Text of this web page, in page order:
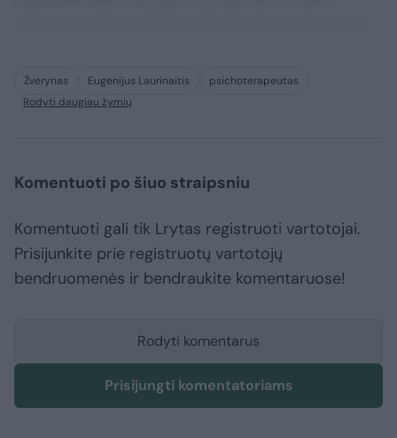
Žvėrynas Eugenijus Laurinaitis
psichoterapeutas
Rodyti daugiau žymių
Komentuoti po šiuo straipsniu
Komentuoti gali tik Lrytas registruoti vartotojai.
Prisijunkite prie registruotų vartotojų
bendruomenės ir bendraukite komentaruose!
Rodyti komentarus
Prisijungti komentatoriams